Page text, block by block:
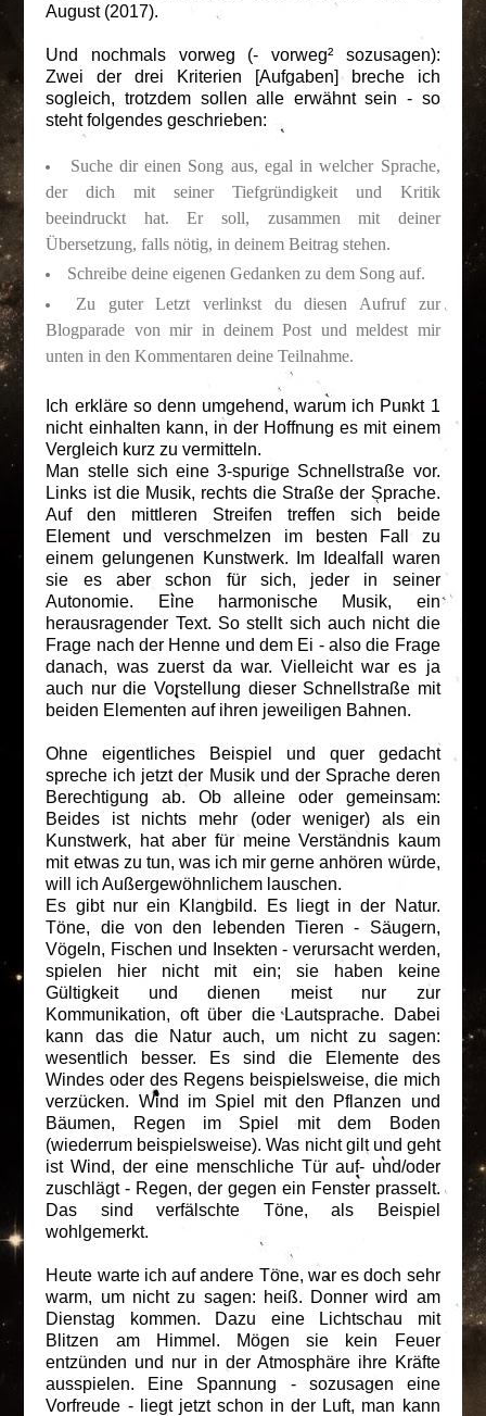
August (2017).
Und nochmals vorweg (- vorweg² sozusagen):
Zwei der drei Kriterien [Aufgaben] breche ich
sogleich, trotzdem sollen alle erwähnt sein - so
steht folgendes geschrieben:
Suche dir einen Song aus, egal in welcher Sprache,
der dich mit seiner Tiefgründigkeit und Kritik
beeindruckt hat. Er soll, zusammen mit deiner
Übersetzung, falls nötig, in deinem Beitrag stehen.
Schreibe deine eigenen Gedanken zu dem Song auf.
Zu guter Letzt verlinkst du diesen Aufruf zur
Blogparade von mir in deinem Post und meldest mir
unten in den Kommentaren deine Teilnahme.
Ich erkläre so denn umgehend, warum ich Punkt 1
nicht einhalten kann, in der Hoffnung es mit einem
Vergleich kurz zu vermitteln.
Man stelle sich eine 3-spurige Schnellstraße vor.
Links ist die Musik, rechts die Straße der Sprache.
Auf den mittleren Streifen treffen sich beide
Element und verschmelzen im besten Fall zu
einem gelungenen Kunstwerk. Im Idealfall waren
sie es aber schon für sich, jeder in seiner
Autonomie. Eine harmonische Musik, ein
herausragender Text. So stellt sich auch nicht die
Frage nach der Henne und dem Ei - also die Frage
danach, was zuerst da war. Vielleicht war es ja
auch nur die Vorstellung dieser Schnellstraße mit
beiden Elementen auf ihren jeweiligen Bahnen.
Ohne eigentliches Beispiel und quer gedacht
spreche ich jetzt der Musik und der Sprache deren
Berechtigung ab. Ob alleine oder gemeinsam:
Beides ist nichts mehr (oder weniger) als ein
Kunstwerk, hat aber für meine Verständnis kaum
mit etwas zu tun, was ich mir gerne anhören würde,
will ich Außergewöhnlichem lauschen.
Es gibt nur ein Klangbild. Es liegt in der Natur.
Töne, die von den lebenden Tieren - Säugern,
Vögeln, Fischen und Insekten - verursacht werden,
spielen hier nicht mit ein; sie haben keine
Gültigkeit und dienen meist nur zur
Kommunikation, oft über die Lautsprache. Dabei
kann das die Natur auch, um nicht zu sagen:
wesentlich besser. Es sind die Elemente des
Windes oder des Regens beispielsweise, die mich
verzücken. Wind im Spiel mit den Pflanzen und
Bäumen, Regen im Spiel mit dem Boden
(wiederrum beispielsweise). Was nicht gilt und geht
ist Wind, der eine menschliche Tür auf- und/oder
zuschlägt - Regen, der gegen ein Fenster prasselt.
Das sind verfälschte Töne, als Beispiel
wohlgemerkt.
Heute warte ich auf andere Töne, war es doch sehr
warm, um nicht zu sagen: heiß. Donner wird am
Dienstag kommen. Dazu eine Lichtschau mit
Blitzen am Himmel. Mögen sie kein Feuer
entzünden und nur in der Atmosphäre ihre Kräfte
ausspielen. Eine Spannung - sozusagen eine
Vorfreude - liegt jetzt schon in der Luft, man kann